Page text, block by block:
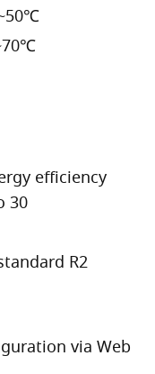
efficiency
30
R2
via Web